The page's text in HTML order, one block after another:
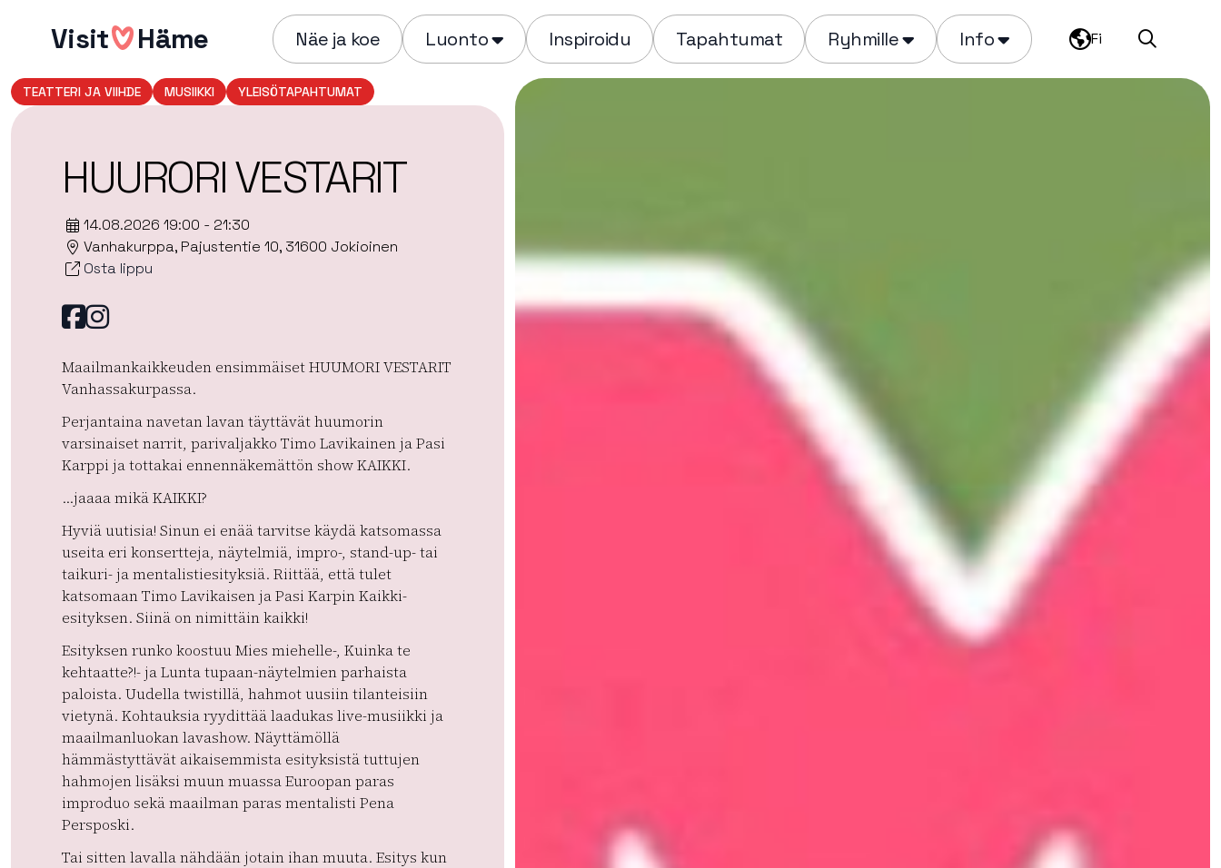
sisältöönVisit Häme Näe ja koe Luonto Inspiroidu Tapahtumat Ryhmille Info Fi Haku
TEATTERI JA VIIHDE MUSIIKKI YLEISÖTAPAHTUMAT
HUURORI VESTARIT
14.08.2026 19:00 - 21:30
Vanhakurppa, Pajustentie 10, 31600 Jokioinen
Osta lippu
Facebook
instagram
Maailmankaikkeuden ensimmäiset HUUMORI VESTARIT
Vanhassakurpassa.
Perjantaina navetan lavan täyttävät huumorin
varsinaiset narrit, parivaljakko Timo Lavikainen ja Pasi
Karppi ja tottakai ennennäkemättön show KAIKKI.
…jaaaa mikä KAIKKI?
Hyviä uutisia! Sinun ei enää tarvitse käydä katsomassa
useita eri konsertteja, näytelmiä, impro-, stand-up- tai
taikuri- ja mentalistiesityksiä. Riittää, että tulet
katsomaan Timo Lavikaisen ja Pasi Karpin Kaikki-
esityksen. Siinä on nimittäin kaikki!
Esityksen runko koostuu Mies miehelle-, Kuinka te
kehtaatte?!- ja Lunta tupaan-näytelmien parhaista
paloista. Uudella twistillä, hahmot uusiin tilanteisiin
vietynä. Kohtauksia ryydittää laadukas live-musiikki ja
maailmanluokan lavashow. Näyttämöllä
hämmästyttävät aikaisemmista esityksistä tuttujen
hahmojen lisäksi muun muassa Euroopan paras
improduo sekä maailman paras mentalisti Pena
Persposki.
Tai sitten lavalla nähdään jotain ihan muuta. Esitys kun